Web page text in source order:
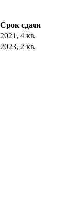
Срок сдачи
2021, 4 кв.
2023, 2 кв.